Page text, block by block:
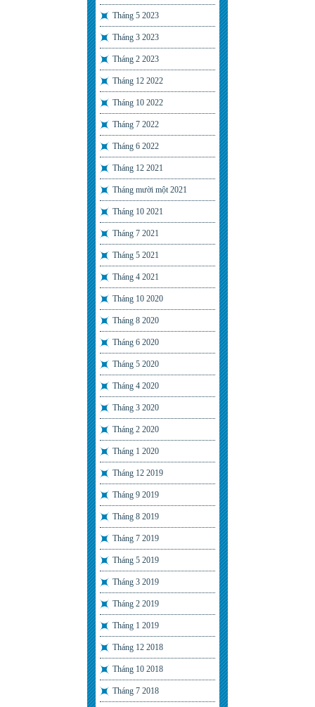
Tháng 5 2023
Tháng 3 2023
Tháng 2 2023
Tháng 12 2022
Tháng 10 2022
Tháng 7 2022
Tháng 6 2022
Tháng 12 2021
Tháng mười một 2021
Tháng 10 2021
Tháng 7 2021
Tháng 5 2021
Tháng 4 2021
Tháng 10 2020
Tháng 8 2020
Tháng 6 2020
Tháng 5 2020
Tháng 4 2020
Tháng 3 2020
Tháng 2 2020
Tháng 1 2020
Tháng 12 2019
Tháng 9 2019
Tháng 8 2019
Tháng 7 2019
Tháng 5 2019
Tháng 3 2019
Tháng 2 2019
Tháng 1 2019
Tháng 12 2018
Tháng 10 2018
Tháng 7 2018